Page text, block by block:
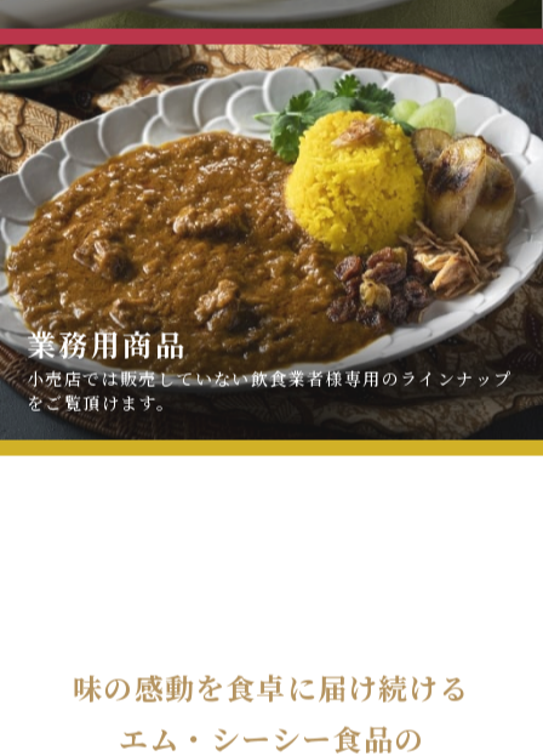
業務用商品
小売店では販売していない飲食業者様専用の ラインナップ
をご覧頂けます。
味の感動を食卓に届け続ける
エム・シーシー食品の